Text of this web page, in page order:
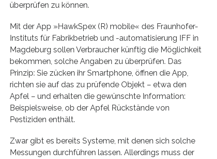
überprüfen zu können.
Mit der App »HawkSpex (R) mobile« des Fraunhofer-
Instituts für Fabrikbetrieb und -automatisierung IFF in
Magdeburg sollen Verbraucher künftig die Möglichkeit
bekommen, solche Angaben zu überprüfen. Das
Prinzip: Sie zücken ihr Smartphone, öffnen die App,
richten sie auf das zu prüfende Objekt – etwa den
Apfel – und erhalten die gewünschte Information:
Beispielsweise, ob der Apfel Rückstände von
Pestiziden enthält.
Zwar gibt es bereits Systeme, mit denen sich solche
Messungen durchführen lassen. Allerdings muss der